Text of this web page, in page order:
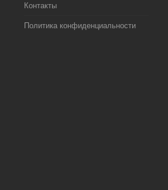
Контакты
Политика конфиденциальности